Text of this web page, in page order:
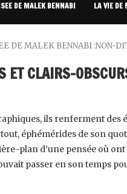
DE MALEK BENNABI LA VIE DE
DE MALEK BENNABI ‎:NON-
ET CLAIRS-
ils renferment
‎éphémérides de son
plan d’une pensée où
passer en son temps